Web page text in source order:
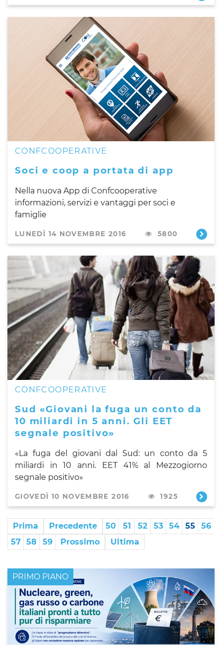
CONFCOOPERATIVE
Soci e coop a portata di app
Nella nuova App di Confcooperative
informazioni, servizi e vantaggi per soci e
famiglie
LUNEDÌ 14 NOVEMBRE 2016 5800
CONFCOOPERATIVE
Sud «Giovani la fuga un conto da
10 miliardi in 5 anni. Gli EET
segnale positivo»
«La fuga del giovani dal Sud: un conto da 5
miliardi in 10 anni. EET 41% al Mezzogiorno
segnale positivo»
GIOVEDÌ 10 NOVEMBRE 2016 1925
Prima Precedente 50 51 52 53 54 55
56
57
58 59 Prossimo Ultima
PRIMO PIANO